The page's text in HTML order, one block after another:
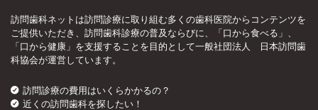
訪問歯科ネットは訪問診療に取り組む多くの歯科医院からコンテンツを
ご提供いただき、訪問歯科診療の普及ならびに、「口から食べる」、
「口から健康」を支援することを目的として一般社団法人 日本訪問歯
科協会が運営しています。
訪問診療の費用はいくらかかるの？
近くの訪問歯科を探したい！